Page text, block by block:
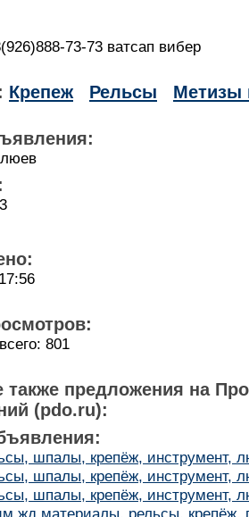
73-73 ватсап вибер
Крепеж Рельсы Метизы
801
также предложения на
(pdo.ru):
шпалы, крепёж, инструмент,
шпалы, крепёж, инструмент,
шпалы, крепёж, инструмент,
жд материалы, рельсы, крепёж,